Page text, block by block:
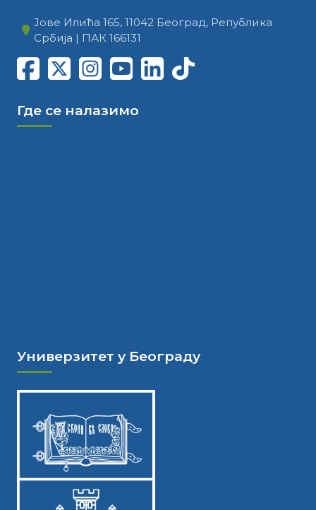
Јове Илића 165, 11042 Београд, Република
Србија | ПАК 166131
Где се налазимо
Универзитет у Београду